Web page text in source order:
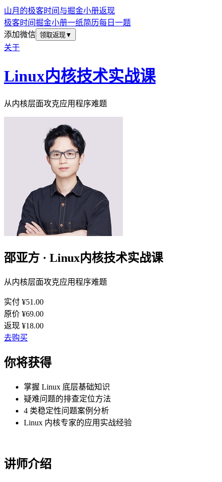
山月的极客时间与掘金小册返现
极客时间掘金小册一纸简历每日一题
添加微信 领取返现▼
关于
Linux内核技术实战课
从内核层面攻克应用程序难题
邵亚方 · Linux内核技术实战课
从内核层面攻克应用程序难题
实付 ¥51.00
原价 ¥69.00
返现 ¥18.00
去购买
你将获得
掌握 Linux 底层基础知识
疑难问题的排查定位方法
4 类稳定性问题案例分析
Linux 内核专家的应用实战经验
讲师介绍